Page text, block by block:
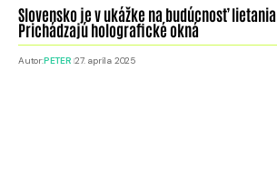
Slovensko je v ukážke na budúcnosť lietania.
Prichádzajú holografické okná
Autor:PETER 27. apríla 2025